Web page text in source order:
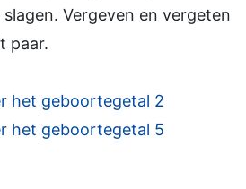
Vergeven en vergeten
paar.
het geboortegetal 2
het geboortegetal 5